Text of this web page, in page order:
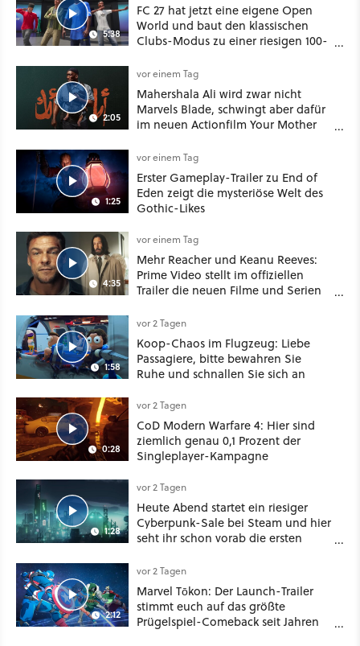
5:38
FC 27 hat jetzt eine eigene Open
World und baut den klassischen
Clubs-Modus zu einer riesigen 100-
2:05
vor einem Tag
Mahershala Ali wird zwar nicht
Marvels Blade, schwingt aber dafür
im neuen Actionfilm Your Mother
Schwert
1:25
vor einem Tag
Erster Gameplay-Trailer zu End of
Eden zeigt die mysteriöse Welt des
Gothic-Likes
4:35
vor einem Tag
Mehr Reacher und Keanu Reeves:
Prime Video stellt im offiziellen
Trailer die neuen Filme und Serien
1:58
vor 2 Tagen
Koop-Chaos im Flugzeug: Liebe
Passagiere, bitte bewahren Sie
Ruhe und schnallen Sie sich an
0:28
vor 2 Tagen
CoD Modern Warfare 4: Hier sind
ziemlich genau 0,1 Prozent der
Singleplayer-Kampagne
1:28
vor 2 Tagen
Heute Abend startet ein riesiger
Cyberpunk-Sale bei Steam und hier
seht ihr schon vorab die ersten
2:12
vor 2 Tagen
Marvel Tōkon: Der Launch-Trailer
stimmt euch auf das größte
Prügelspiel-Comeback seit Jahren